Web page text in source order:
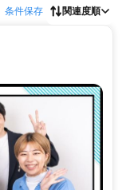
条件保存 関連度順